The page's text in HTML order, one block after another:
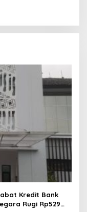
Kredit Bank
Rugi Rp529